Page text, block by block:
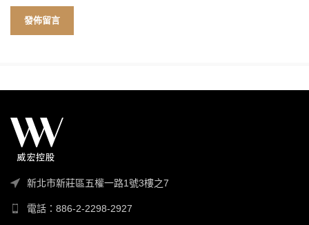
新北市新莊區五權一路1號3樓之7
電話：886-2-2298-2927